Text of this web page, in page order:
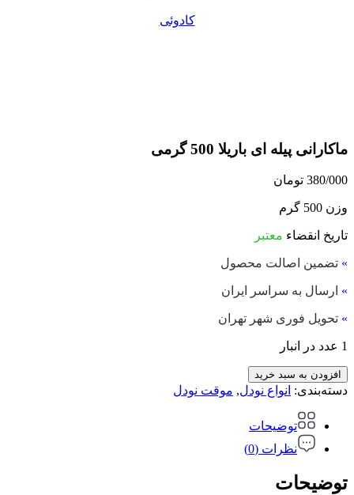
کادوئی
ماکارانی پیله ای باریلا 500 گرمی
380/000 تومان
وزن 500 گرم
تاریخ انقضاء معتبر
» تضمین اصالت محصول
» ارسال به سراسر ایران
» تحویل فوری شهر تهران
1 عدد در انبار
افزودن به سبد خرید
دسته‌بندی: انواع نودل, موقت نودل
توضیحات
نظرات (0)
توضیحات